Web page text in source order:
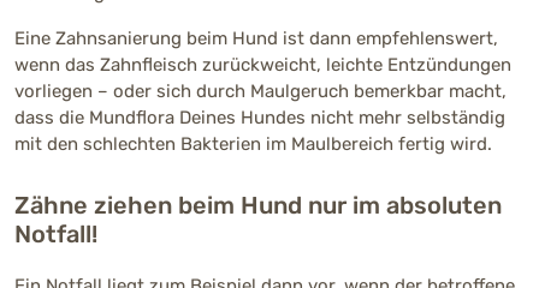
Eine Zahnsanierung beim Hund ist dann empfehlenswert,
wenn das Zahnfleisch zurückweicht, leichte Entzündungen
vorliegen – oder sich durch Maulgeruch bemerkbar macht,
dass die Mundflora Deines Hundes nicht mehr selbständig
mit den schlechten Bakterien im Maulbereich fertig wird.
Zähne ziehen beim Hund nur im absoluten
Notfall!